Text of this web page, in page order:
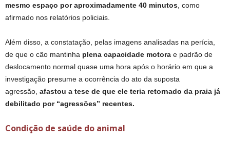
mesmo espaço por aproximadamente 40 minutos , como
afirmado nos relatórios policiais.
Além disso, a constatação, pelas imagens analisadas na perícia,
de que o cão mantinha plena capacidade motora e padrão de
deslocamento normal quase uma hora após o horário em que a
investigação presume a ocorrência do ato da suposta
agressão, afastou a tese de que ele teria retornado da praia já
debilitado por “agressões” recentes.
Condição de saúde do animal